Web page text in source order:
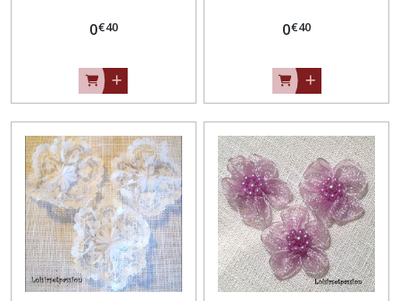
F24
0€40 0€40